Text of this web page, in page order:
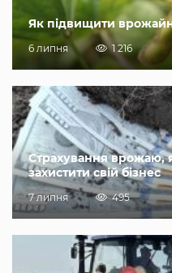
Як підвищити
6 липня 1 216
Страхування врожаю,
захистити свій бізнес
7 липня 495